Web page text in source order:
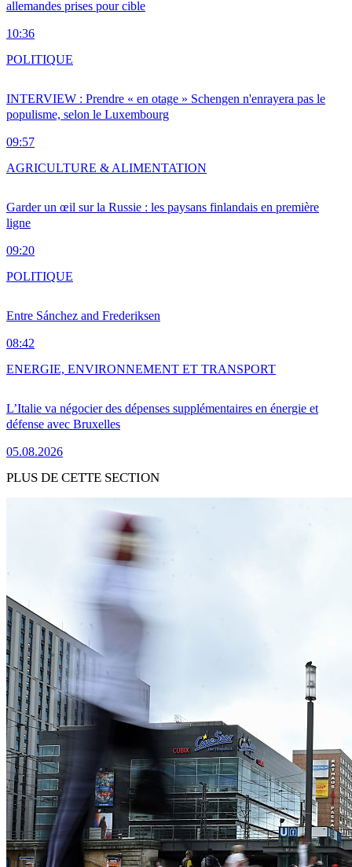
allemandes prises pour cible
10:36
INTERVIEW : Prendre « en otage » Schengen n'enrayera pas le
populisme, selon le Luxembourg
09:57
POLITIQUE
Garder un œil sur la Russie : les paysans finlandais en première
ligne
09:20
AGRICULTURE & ALIMENTATION
Entre Sánchez and Frederiksen
08:42
POLITIQUE
L’Italie va négocier des dépenses supplémentaires en énergie et
défense avec Bruxelles
05.08.2026
ENERGIE, ENVIRONNEMENT ET TRANSPORT
PLUS DE CETTE SECTION